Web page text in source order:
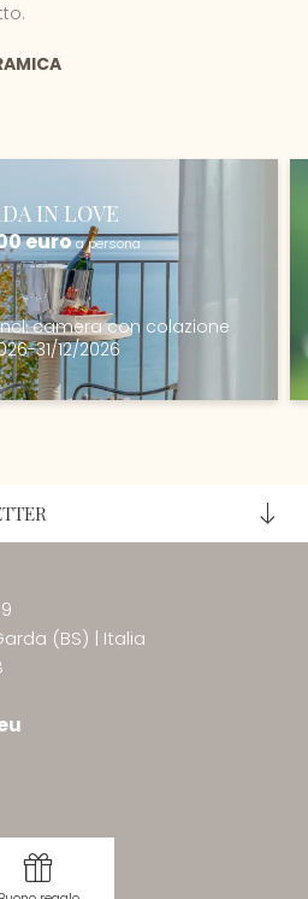
IN LOVE
euroa persona
camera con colazione
31/12/2026
(BS) | Italia